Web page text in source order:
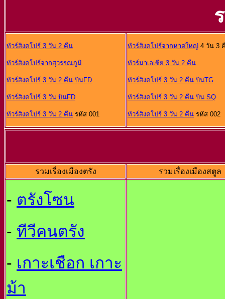
ทัวร์สิงคโปร์ 3 วัน 2 คืน
ทัวร์สิงคโปร์จากสุวรรณภูมิ
ทัวร์สิงคโปร์ 3 วัน 2 คืน บินFD
ทัวร์สิงคโปร์ 3 วัน บินFD
ทัวร์สิงคโปร์ 3 วัน 2 คืน รหัส 001
ทัวร์สิงคโปร์จากหาดใหญ่ 4 วัน 3
ทัวร์มาเลเซีย 3 วัน 2 คืน
ทัวร์สิงคโปร์ 3 วัน 2 คืน บินTG
ทัวร์สิงคโปร์ 3 วัน 2 คืน บิน SQ
ทัวร์สิงคโปร์ 3 วัน 2 คืน รหัส 002
รวมเรื่องเมืองตรัง รวมเรื่องเมืองสตูล
- ตรังโซน
- ทีวีคนตรัง
- เกาะเชือก เกาะ
ม้า